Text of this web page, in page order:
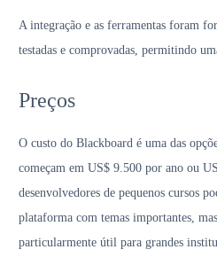
A integração e as ferramentas foram
testadas e comprovadas, permitindo
Preços
O custo do Blackboard é uma das
começam em US$ 9.500 por ano ou
desenvolvedores de pequenos cursos
plataforma com temas importantes,
particularmente útil para grandes